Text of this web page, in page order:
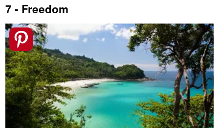
7 - Freedom